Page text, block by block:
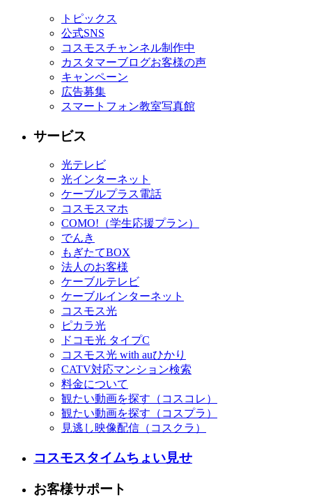
トピックス
公式SNS
コスモスチャンネル制作中
カスタマーブログお客様の声
キャンペーン
広告募集
スマートフォン教室写真館
サービス
光テレビ
光インターネット
ケーブルプラス電話
コスモスマホ
COMO!（学生応援プラン）
でんき
もぎたてBOX
法人のお客様
ケーブルテレビ
ケーブルインターネット
コスモス光
ピカラ光
ドコモ光 タイプC
コスモス光 with auひかり
CATV対応マンション検索
料金について
観たい動画を探す（コスコレ）
観たい動画を探す（コスプラ）
見逃し映像配信（コスクラ）
コスモスタイムちょい見せ
お客様サポート